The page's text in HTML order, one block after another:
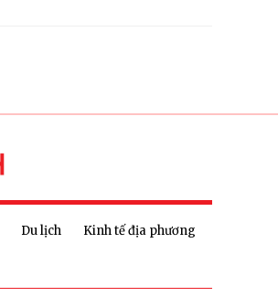
Du lịch
Kinh tế địa phương